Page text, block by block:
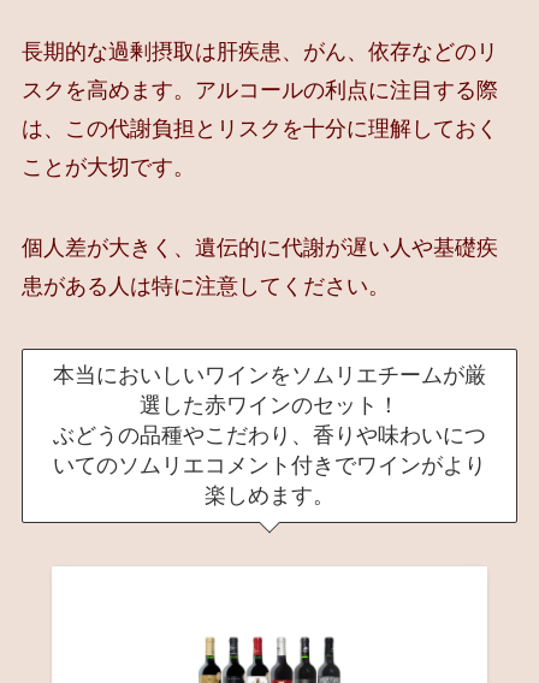
長期的な過剰摂取は肝疾患、がん、依存などのリ
スクを高めます。アルコールの利点に注目する際
は、この代謝負担とリスクを十分に理解しておく
ことが大切です。
個人差が大きく、遺伝的に代謝が遅い人や基礎疾
患がある人は特に注意してください。
本当においしいワインをソムリエチームが厳
選した赤ワインのセット！
ぶどうの品種やこだわり、香りや味わいにつ
いてのソムリエコメント付きでワインがより
楽しめます。